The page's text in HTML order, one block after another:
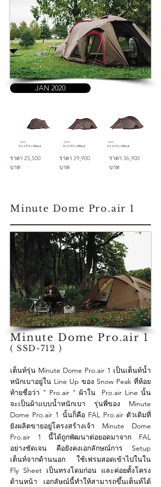
JAN 2020
ราคา 25,500
บาท
ราคา 29,900
บาท
ราคา 36,900
บาท
Minute Dome Pro.air 1
Minute Dome Pro.air 1
( SSD-712 )
เต็นท์รุ่น Minute Dome Pro.air 1 เป็นเต็นท์น้ำ
หนักเบาอยู่ใน Line Up ของ Snow Peak ที่ห้อย
ท้ายชื่อว่า " Pro.air " ผ้าใน Pro.air Line นั้น
จะเป็นผ้าแบบน้ำหนักเบา รุ่นพี่ของ Minute
Dome Pro.air 1 นั้นก็คือ FAL Pro.air ตัวเดิมที่
ยังผลิตขายอยู่โครงสร้างเจ้า Minute Dome
Pro.air 1 นี้ได้ถูกพัฒนาต่อยอดมาจาก FAL
อย่างชัดเจน คือยังคงเอกลักษณ์การ Setup
เต็นท์จากด้านนอก ใช้เฟรมสอดเข้าไปในใน
Fly Sheet เป็นทรงโดมก่อน และค่อยตั้งโครง
ด้านหน้า เอกลัษณ์นี้ทำให้สามารถขึ้นเต็นท์ได้